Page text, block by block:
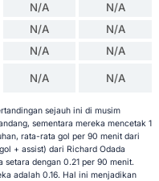
N/A N/A
N/A N/A
N/A N/A
N/A N/A
sejauh ini di musim
sementara mereka mencetak 1
rata-rata gol per 90 menit dari
+ assist) dari Richard Odada
dengan 0.21 per 90 menit.
adalah 0.16. Hal ini menjadikan